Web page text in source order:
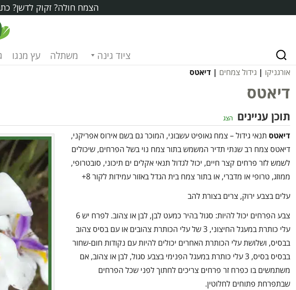
הצמח חולה? זקוק לדשן?
ציוד גינה משתלה עץ מנגו
אורגניקו | גידול צמחים | דיאטס
דיאטס
תוכן עניינים הצג
דיאטס תנאי גידול – צמח גאופיט עשבוני, המוכר גם בשם אירוס אפריקני,
דיאטס צמח רב שנתי תדיר המשמש בתור צמח נוי בשל הפרחים, שיכולים
לשמש לזר פרחים קצר חיים, יכול לגדול תנאי אקלים ים תיכוני, סובטרופי,
ממוזג, טרופי או מדברי, או בתור צמח בית הגדל באזור עמידות לקור 8+
עלים בצבע ירוק, צרים בצורת להב
צבע הפרחים יכול להיות: סגול בהיר כמעט לבן, לבן או צהוב. לפרח יש 6
עלי כותרת במעגל החיצוני, 3 של עלי הכותרת צהובים או עם בסיס צהוב
בבסיס, ושלושת עלי הכותרת האחרים יכולים להיות עם נקודות חום-שחור
בבסיס בסיס, 3 עלי כותרת במעגל הפנימי בצבע סגול, לבן או צהוב, אם
משתמשים בו כפרח זר פרחים צריכים לחתוך לפני שכל הפרחים
שבתפרחת פתוחים לחלוטין.